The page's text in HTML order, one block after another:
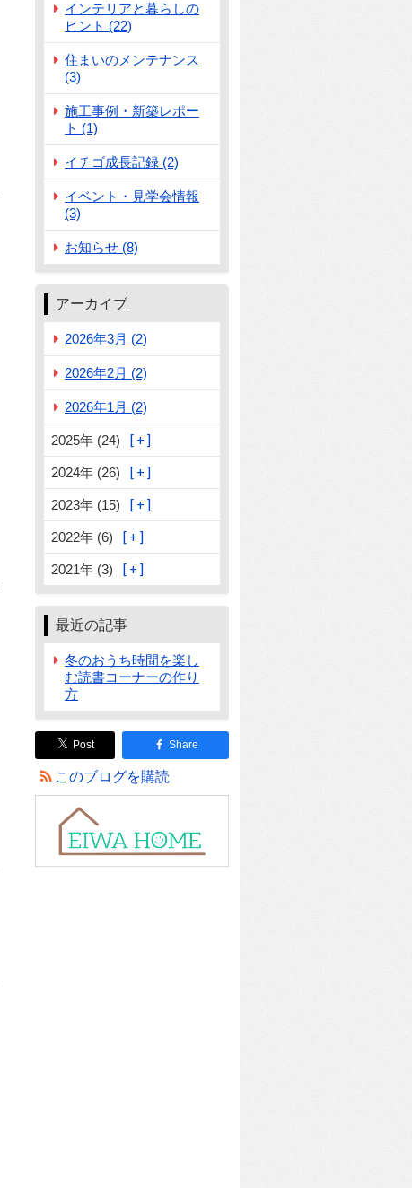
インテリアと暮らしの
ヒント (22)
住まいのメンテナンス
(3)
施工事例・新築レポー
ト (1)
イチゴ成長記録 (2)
イベント・見学会情報
(3)
お知らせ (8)
アーカイブ
2026年3月 (2)
2026年2月 (2)
2026年1月 (2)
2025年 (24)
2024年 (26)
2023年 (15)
2022年 (6)
2021年 (3)
最近の記事
冬のおうち時間を楽し
む読書コーナーの作り
方
Post Share
このブログを購読